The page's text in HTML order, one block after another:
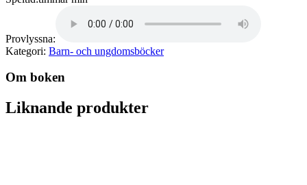
Provlyssna:
Kategori: Barn- och ungdomsböcker
Om boken
Liknande produkter